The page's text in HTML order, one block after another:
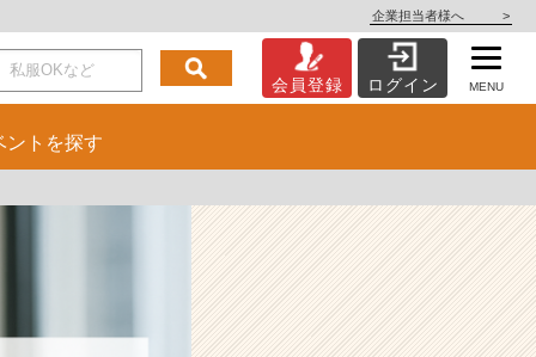
企業担当者様へ >
会員登録 ログイン MENU
ント を探す